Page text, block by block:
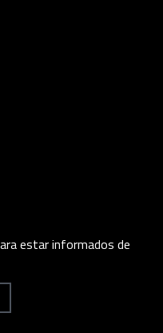
estar informados de